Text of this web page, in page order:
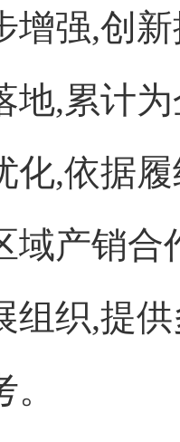
增强,创
地,累计
化,依据
域产销合
组织,提